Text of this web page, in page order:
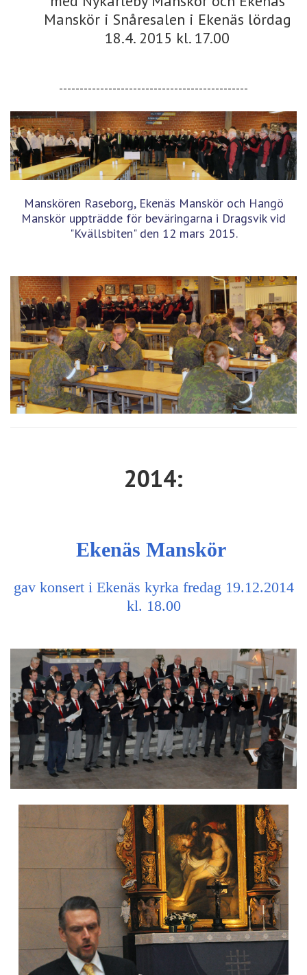
Manskör i Snåresalen i Ekenäs lördag
18.4. 2015 kl. 17.00
----------------------------------------------
Manskören Raseborg, Ekenäs Manskör och Hangö
Manskör uppträdde för beväringarna i Dragsvik vid
"Kvällsbiten" den 12 mars 2015.
2014:
Ekenäs Manskör
gav konsert i Ekenäs kyrka fredag 19.12.2014
kl. 18.00